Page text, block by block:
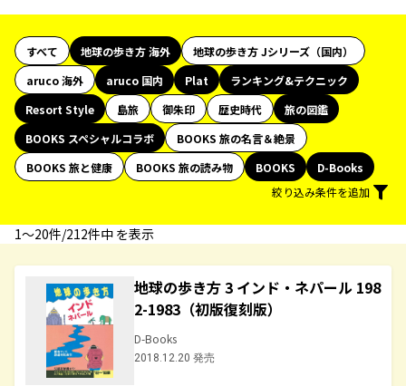
すべて 地球の歩き方 海外
地球の歩き方 Jシリーズ（国内）
aruco 海外
aruco 国内 Plat
ランキング&テクニック
Resort Style
島旅 御朱印 歴史時代
旅の図鑑
BOOKS スペシャルコラボ
BOOKS 旅の名言＆絶景
BOOKS 旅と健康
BOOKS 旅の読み物 BOOKS
D-Books
絞り込み条件を追加
1〜20件/212件中 を表示
地球の歩き方 3 インド・ネパール 198
2-1983（初版復刻版）
D-Books
2018.12.20 発売